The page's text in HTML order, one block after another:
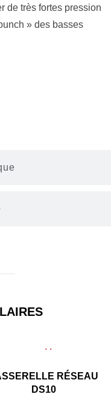
de très fortes pression
» des basses
RÉSEAU
DS10